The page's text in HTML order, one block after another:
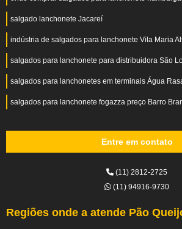
salgado lanchonete Jacareí
indústria de salgados para lanchonete Vila Maria
salgados para lanchonete para distribuidora São
salgados para lanchonetes em terminais Água
salgados para lanchonete fogazza preço Barro
Entre em contato
(11) 2812-2725
(11) 94916-9730
Regiões onde a atende Pão